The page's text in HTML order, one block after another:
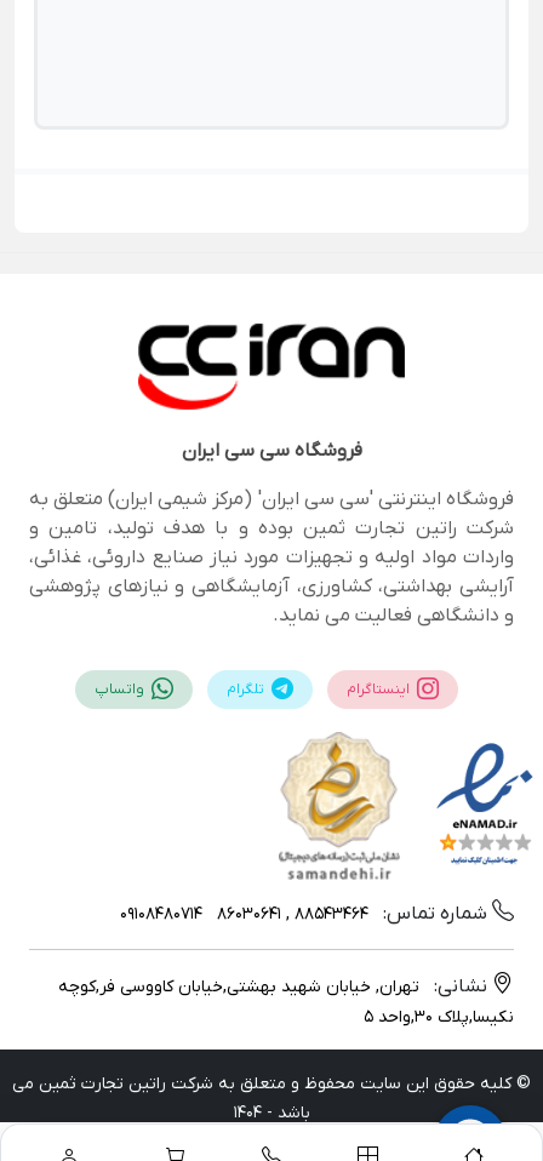
فروشگاهسی سی ایران
فروشگاه اینترنتی 'سی سی ایران' (مرکز شیمی ایران) متعلق به
شرکت راتین تجارت ثمین بوده و با هدف تولید، تامین و
واردات مواد اولیه و تجهیزات مورد نیاز صنایع داروئی، غذائی،
آرایشی بهداشتی، کشاورزی، آزمایشگاهی و نیازهای پژوهشی
و دانشگاهی فعالیت می نماید.
اینستاگرام تلگرام واتساپ
شماره تماس: 88543464 , 86030641
09108480714
نشانی:
تهران, خیابان شهید بهشتی,خیابان کاووسی فر,کوچه
نکیسا,پلاک 30,واحد 5
© کلیه حقوق این سایت محفوظ و متعلق به شرکت راتین تجارت ثمین می
باشد - 1404